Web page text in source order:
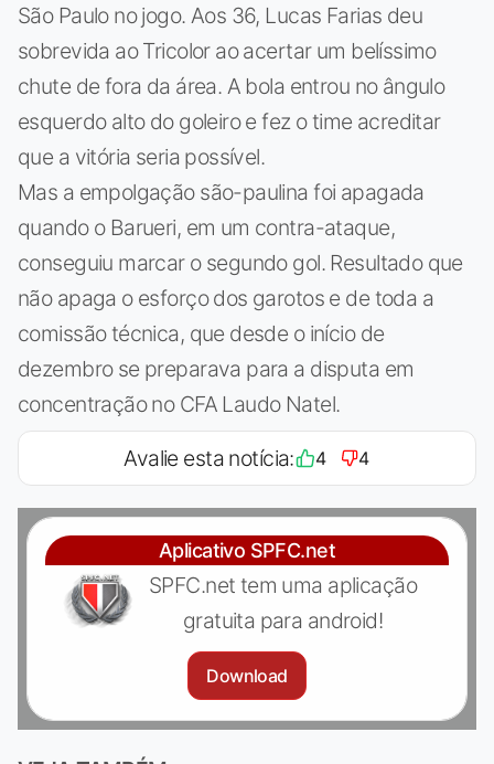
São Paulo no jogo. Aos 36, Lucas Farias deu
sobrevida ao Tricolor ao acertar um belíssimo
chute de fora da área. A bola entrou no ângulo
esquerdo alto do goleiro e fez o time acreditar
que a vitória seria possível.
Mas a empolgação são-paulina foi apagada
quando o Barueri, em um contra-ataque,
conseguiu marcar o segundo gol. Resultado que
não apaga o esforço dos garotos e de toda a
comissão técnica, que desde o início de
dezembro se preparava para a disputa em
concentração no CFA Laudo Natel.
Avalie esta notícia: 4 4
Aplicativo SPFC.net
SPFC.net tem uma aplicação
gratuita para android!
Download